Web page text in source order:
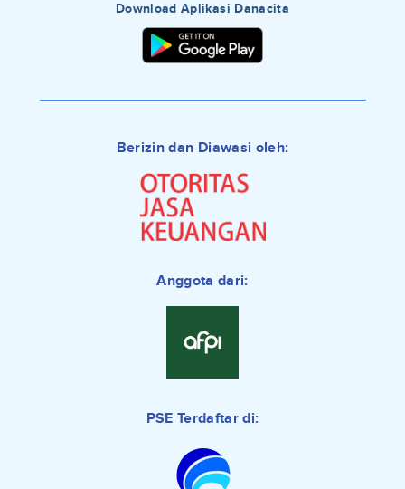
Download Aplikasi Danacita
Berizin dan Diawasi oleh:
Anggota dari:
PSE Terdaftar di: